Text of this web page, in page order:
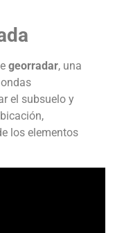
georradar, una
el subsuelo y
los elementos